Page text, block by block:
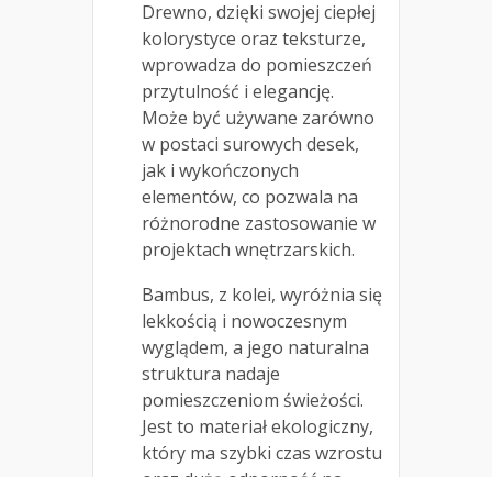
Drewno, dzięki swojej ciepłej
kolorystyce oraz teksturze,
wprowadza do pomieszczeń
przytulność i elegancję.
Może być używane zarówno
w postaci surowych desek,
jak i wykończonych
elementów, co pozwala na
różnorodne zastosowanie w
projektach wnętrzarskich.
Bambus, z kolei, wyróżnia się
lekkością i nowoczesnym
wyglądem, a jego naturalna
struktura nadaje
pomieszczeniom świeżości.
Jest to materiał ekologiczny,
który ma szybki czas wzrostu